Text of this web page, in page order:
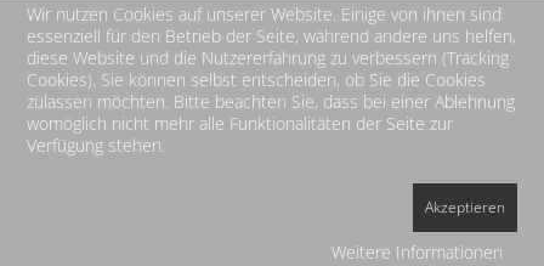
personenbezogenen Daten für Zwecke der Werbung und
Datenanalyse jederzeit widersprechen. Über Ihren
Werbewiderspruch können Sie uns unter den auf der Seite
Pfarrbüro" benannten Kontaktdaten informieren.
Wir nutzen Cookies auf unserer Website. Einige von ihnen sind
essenziell für den Betrieb der Seite, während andere uns helfen,
diese Website und die Nutzererfahrung zu verbessern (Tracking
Cookies). Sie können selbst entscheiden, ob Sie die Cookies
zulassen möchten. Bitte beachten Sie, dass bei einer Ablehnung
womöglich nicht mehr alle Funktionalitäten der Seite zur
Verfügung stehen.
Akzeptieren
Weitere Informationen